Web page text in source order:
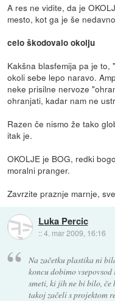
A res ne vidite, da je
mesto, kot ga je še
celo škodovalo okolju
Kakšna blasfemija pa je
okoli sebe lepo naravo.
neke prisilne nervoze
ohranjati, kadar nam ne
Razen če nismo že tako
itak je.
OKOLJE je BOG, redki
moralni pranger.
Zavrzite praznje marnje,
Luka Percic
::4. mar 2009, 16:16
Na začetku plastika ni
koncu dobimo
smeti, ki jih ne bi bilo,
takoj začeli s projektom